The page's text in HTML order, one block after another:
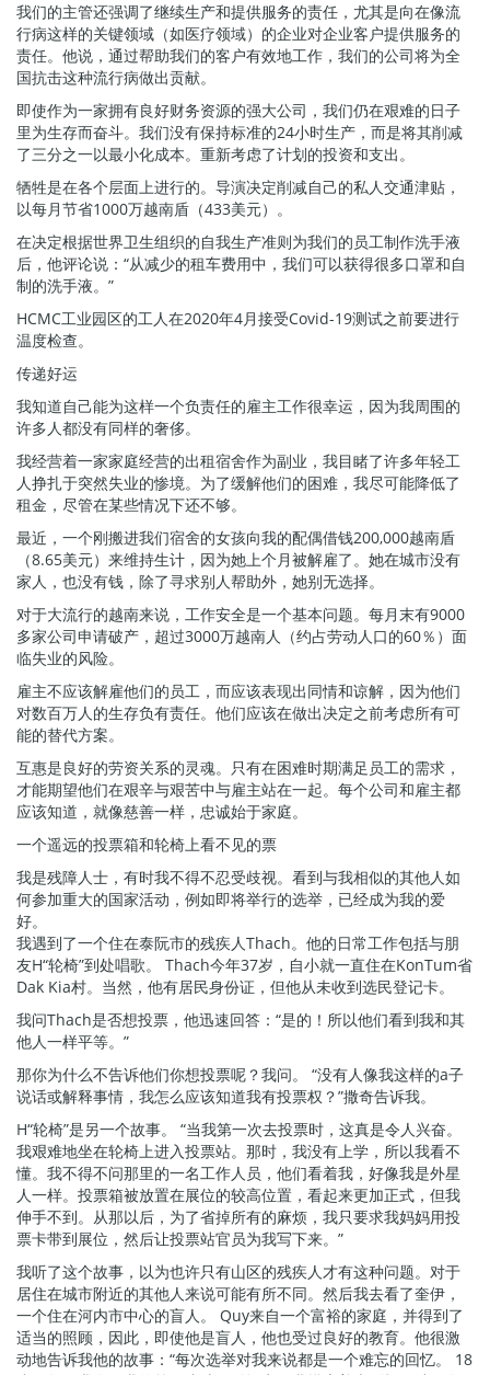
我们的主管还强调了继续生产和提供服务的责任，尤其是向在像流
行病这样的关键领域（如医疗领域）的企业对企业客户提供服务的
责任。他说，通过帮助我们的客户有效地工作，我们的公司将为全
国抗击这种流行病做出贡献。
即使作为一家拥有良好财务资源的强大公司，我们仍在艰难的日子
里为生存而奋斗。我们没有保持标准的24小时生产，而是将其削减
了三分之一以最小化成本。重新考虑了计划的投资和支出。
牺牲是在各个层面上进行的。导演决定削减自己的私人交通津贴，
以每月节省1000万越南盾（433美元）。
在决定根据世界卫生组织的自我生产准则为我们的员工制作洗手液
后，他评论说：“从减少的租车费用中，我们可以获得很多口罩和自
制的洗手液。”
HCMC工业园区的工人在2020年4月接受Covid-19测试之前要进行
温度检查。
传递好运
我知道自己能为这样一个负责任的雇主工作很幸运，因为我周围的
许多人都没有同样的奢侈。
我经营着一家家庭经营的出租宿舍作为副业，我目睹了许多年轻工
人挣扎于突然失业的惨境。为了缓解他们的困难，我尽可能降低了
租金，尽管在某些情况下还不够。
最近，一个刚搬进我们宿舍的女孩向我的配偶借钱200,000越南盾
（8.65美元）来维持生计，因为她上个月被解雇了。她在城市没有
家人，也没有钱，除了寻求别人帮助外，她别无选择。
对于大流行的越南来说，工作安全是一个基本问题。每月末有9000
多家公司申请破产，超过3000万越南人（约占劳动人口的60％）面
临失业的风险。
雇主不应该解雇他们的员工，而应该表现出同情和谅解，因为他们
对数百万人的生存负有责任。他们应该在做出决定之前考虑所有可
能的替代方案。
互惠是良好的劳资关系的灵魂。只有在困难时期满足员工的需求，
才能期望他们在艰辛与艰苦中与雇主站在一起。每个公司和雇主都
应该知道，就像慈善一样，忠诚始于家庭。
一个遥远的投票箱和轮椅上看不见的票
我是残障人士，有时我不得不忍受歧视。看到与我相似的其他人如
何参加重大的国家活动，例如即将举行的选举，已经成为我的爱
好。
我遇到了一个住在泰阮市的残疾人Thach。他的日常工作包括与朋
友H“轮椅”到处唱歌。 Thach今年37岁，自小就一直住在KonTum省
Dak Kia村。当然，他有居民身份证，但他从未收到选民登记卡。
我问Thach是否想投票，他迅速回答：“是的！所以他们看到我和其
他人一样平等。”
那你为什么不告诉他们你想投票呢？我问。 “没有人像我这样的a子
说话或解释事情，我怎么应该知道我有投票权？”撒奇告诉我。
H“轮椅”是另一个故事。 “当我第一次去投票时，这真是令人兴奋。
我艰难地坐在轮椅上进入投票站。那时，我没有上学，所以我看不
懂。我不得不问那里的一名工作人员，他们看着我，好像我是外星
人一样。投票箱被放置在展位的较高位置，看起来更加正式，但我
伸手不到。从那以后，为了省掉所有的麻烦，我只要求我妈妈用投
票卡带到展位，然后让投票站官员为我写下来。”
我听了这个故事，以为也许只有山区的残疾人才有这种问题。对于
居住在城市附近的其他人来说可能有所不同。然后我去看了奎伊，
一个住在河内市中心的盲人。 Quy来自一个富裕的家庭，并得到了
适当的照顾，因此，即使他是盲人，他也受过良好的教育。他很激
动地告诉我他的故事：“每次选举对我来说都是一个难忘的回忆。 18